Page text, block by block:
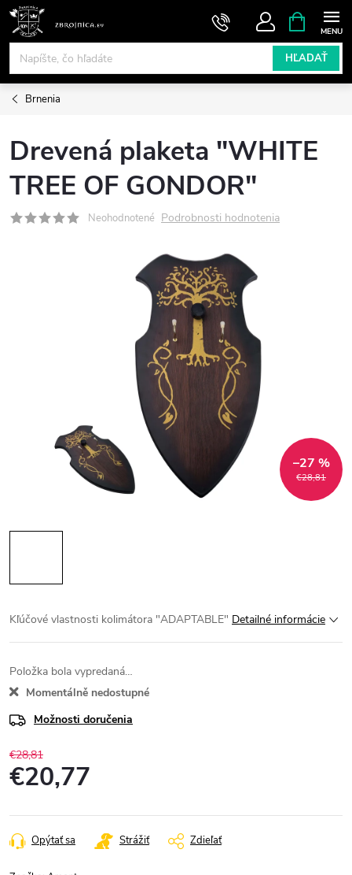
Prejsť
obsah
HĽADAŤ
KOŠÍK
Brnenia
Drevená plaketa "WHITE
TREE OF GONDOR"
Neohodnotené Podrobnosti hodnotenia
€28,81
–27 %
Kľúčové vlastnosti kolimátora "ADAPTABLE" Detailné informácie
Položka bola vypredaná…
Momentálně nedostupné
Možnosti doručenia
€28,81
€20,77
cena:
Opýtať sa Strážiť Zdieľať